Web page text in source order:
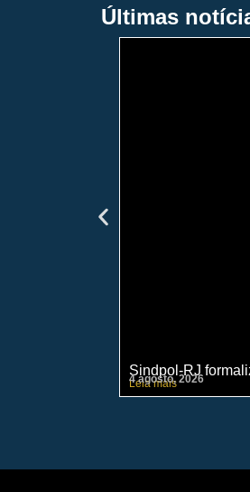
Últimas
Sindpol-RJ
Leia mais
4 agosto, 2026